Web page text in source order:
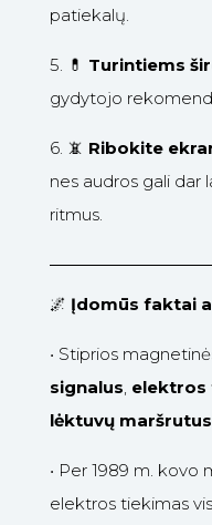
patiekalų.
5. 💊 Turintiems
gydytojo
6. 📵 Ribokite
nes audros gali dar
ritmus.
🌌 Įdomūs faktai
• Stiprios
signalus, elektros
lėktuvų maršrutus
• Per 1989 m. kovo
elektros tiekimas